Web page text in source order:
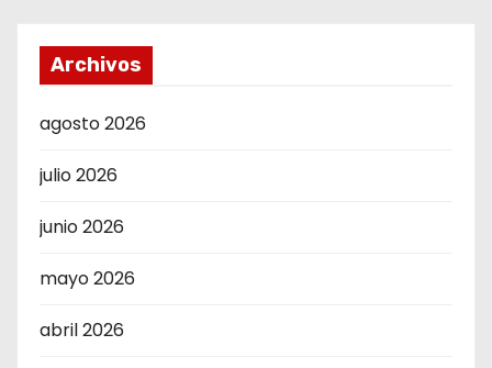
Archivos
agosto 2026
julio 2026
junio 2026
mayo 2026
abril 2026